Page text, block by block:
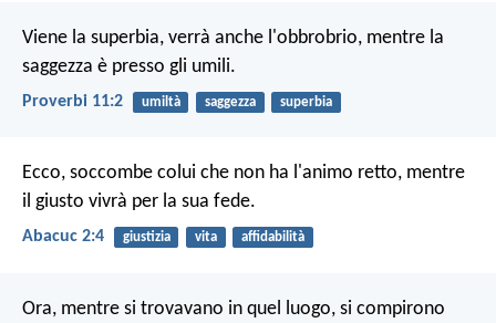
Viene la superbia, verrà anche l'obbrobrio, mentre la
saggezza è presso gli umili.
Proverbi 11:2 umiltà saggezza superbia
Ecco, soccombe colui che non ha l'animo retto, mentre
il giusto vivrà per la sua fede.
Abacuc 2:4 giustizia vita affidabilità
Ora, mentre si trovavano in quel luogo, si compirono